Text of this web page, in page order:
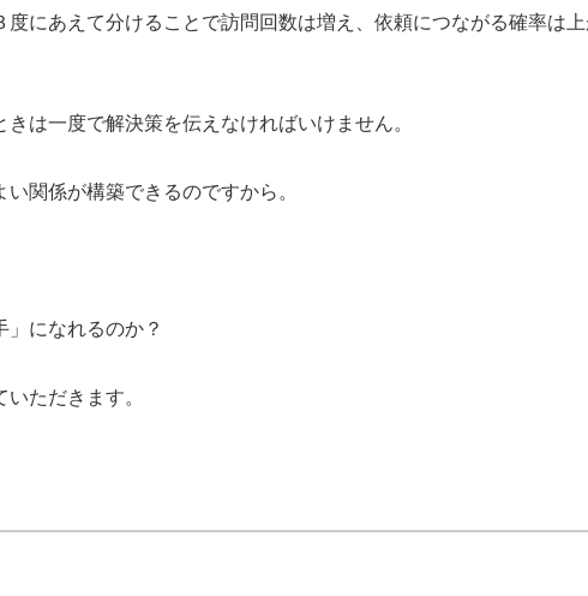
度にあえて分けることで訪問回数は増え、依頼につながる確率は
は一度で解決策を伝えなければいけません。
関係が構築できるのですから。
」になれるのか？
ただきます。